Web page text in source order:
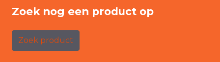
Zoek nog een product op
Zoek product